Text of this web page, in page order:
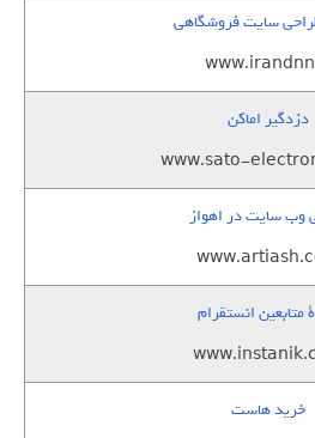
سایت فروشگاهی
دزدگیر اماکن
www.sato-
وب سایت در اهواز
متابعين انستقرام
خرید هاست